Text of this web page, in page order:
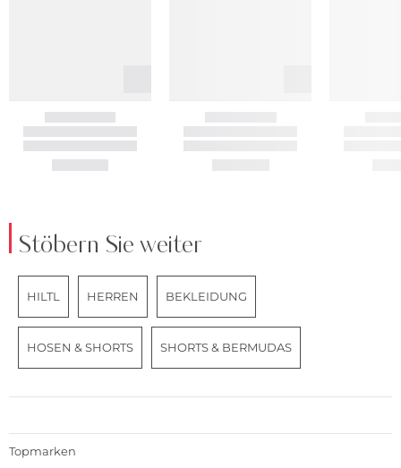
Stöbern Sie weiter
HILTL HERREN BEKLEIDUNG
HOSEN & SHORTS SHORTS & BERMUDAS
Topmarken